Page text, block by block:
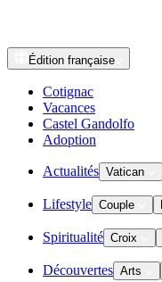
Édition française
Cotignac
Vacances
Castel Gandolfo
Adoption
Actualités Vatican
Lifestyle Couple
Spiritualité Croix
Découvertes Arts